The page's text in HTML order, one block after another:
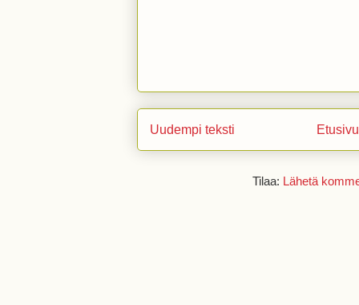
Uudempi teksti Etusivu
Tilaa: Lähetä